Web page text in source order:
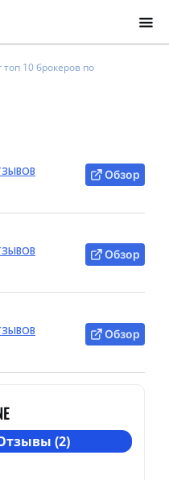
10 брокеров по
Обзор
Обзор
Обзор
(2)